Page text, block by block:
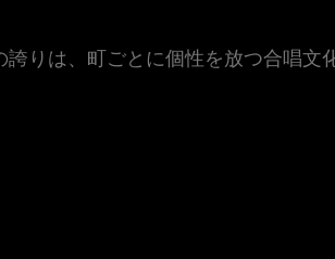
りは、町ごとに個性を放つ合唱